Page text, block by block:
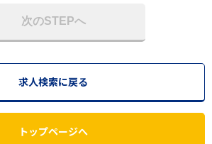
次のSTEPへ
求人検索に戻る
トップページへ